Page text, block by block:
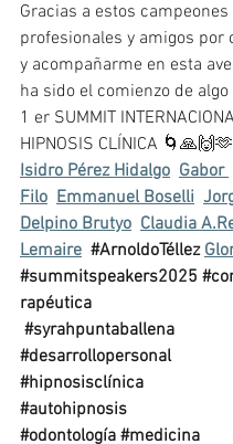
Gracias a estos campeones
profesionales y amigos por
y acompañarme en esta
ha sido el comienzo de
1 er SUMMIT
HIPNOSIS CLÍNICA 🌀🙏🙌🫶
Isidro Pérez Hidalgo Gabor
Filo Emmanuel Boselli
Delpino Brutyo Claudia
Lemaire #ArnoldoTéllez
#summitspeakers2025
rapéutica
#syrahpuntaballena
#desarrollopersonal
#hipnosisclínica
#autohipnosis
#odontología #medicina